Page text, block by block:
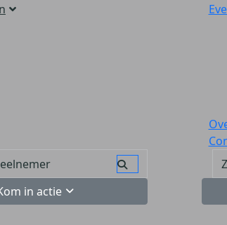
in actie